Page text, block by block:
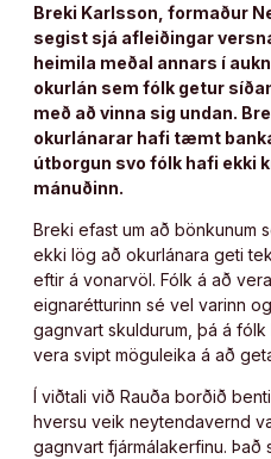
Breki Karlsson, formaður
segist sjá afleiðingar
heimila meðal annars í
okurlán sem fólk getur
með að vinna sig undan.
okurlánarar hafi tæmt
útborgun svo fólk hafi ekki
mánuðinn.
Breki efast um að bönkunum
ekki lög að okurlánara geti
eftir á vonarvöl. Fólk á að
eignarétturinn sé vel varinn
gagnvart skuldurum, þá á
vera svipt möguleika á að
Í viðtali við Rauða borðið
hversu veik neytendavernd
gagnvart fjármálakerfinu. Það